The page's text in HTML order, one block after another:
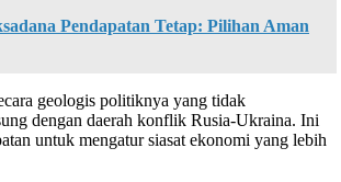
Pendapatan Tetap: Pilihan Aman
geologis politiknya yang tidak
dengan daerah konflik Rusia-Ukraina. Ini
untuk mengatur siasat ekonomi yang lebih